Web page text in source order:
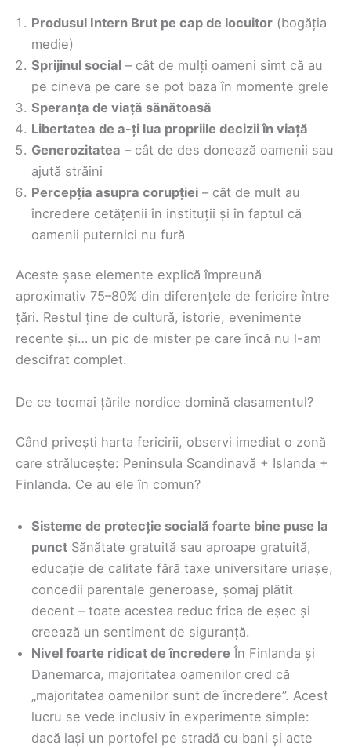
Produsul Intern Brut pe cap de locuitor (bogăția
medie)
Sprijinul social – cât de mulți oameni simt că au
pe cineva pe care se pot baza în momente grele
Speranța de viață sănătoasă
Libertatea de a-ți lua propriile decizii în viață
Generozitatea – cât de des donează oamenii sau
ajută străini
Percepția asupra corupției – cât de mult au
încredere cetățenii în instituții și în faptul că
oamenii puternici nu fură
Aceste șase elemente explică împreună
aproximativ 75–80% din diferențele de fericire între
țări. Restul ține de cultură, istorie, evenimente
recente și… un pic de mister pe care încă nu l-am
descifrat complet.
De ce tocmai țările nordice domină clasamentul?
Când privești harta fericirii, observi imediat o zonă
care strălucește: Peninsula Scandinavă + Islanda +
Finlanda. Ce au ele în comun?
Sisteme de protecție socială foarte bine puse la
punct Sănătate gratuită sau aproape gratuită,
educație de calitate fără taxe universitare uriașe,
concedii parentale generoase, șomaj plătit
decent – toate acestea reduc frica de eșec și
creează un sentiment de siguranță.
Nivel foarte ridicat de încredere În Finlanda și
Danemarca, majoritatea oamenilor cred că
„majoritatea oamenilor sunt de încredere”. Acest
lucru se vede inclusiv în experimente simple:
dacă lași un portofel pe stradă cu bani și acte